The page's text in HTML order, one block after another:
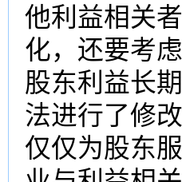
他利益相关
化，还要考
股东利益长
法进行了修
仅仅为股东